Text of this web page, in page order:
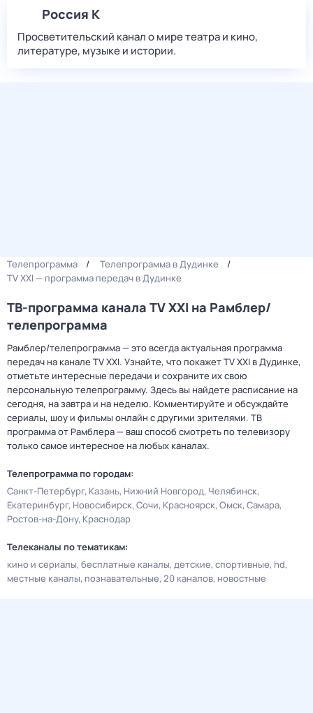
Россия К
Просветительский канал о мире театра и кино,
литературе, музыке и истории.
Телепрограмма
Телепрограмма в Дудинке
TV XXI — программа передач в Дудинке
ТВ-программа канала TV XXI на Рамблер/
телепрограмма
Рамблер/телепрограмма — это всегда актуальная программа
передач на канале TV XXI. Узнайте, что покажет TV XXI в Дудинке,
отметьте интересные передачи и сохраните их свою
персональную телепрограмму. Здесь вы найдете расписание на
сегодня, на завтра и на неделю. Комментируйте и обсуждайте
сериалы, шоу и фильмы онлайн с другими зрителями. ТВ
программа от Рамблера — ваш способ смотреть по телевизору
только самое интересное на любых каналах.
Телепрограмма по городам:
Санкт-Петербург Казань Нижний Новгород Челябинск
Екатеринбург Новосибирск Сочи Красноярск Омск Самара
Ростов-на-Дону Краснодар
Телеканалы по тематикам:
кино и сериалы бесплатные каналы детские спортивные hd
местные каналы познавательные 20 каналов новостные